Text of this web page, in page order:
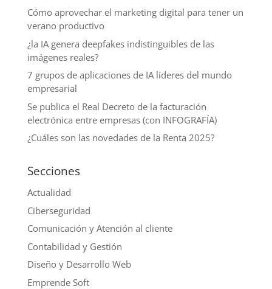
Cómo aprovechar el marketing digital para tener un
verano productivo
¿la IA genera deepfakes indistinguibles de las
imágenes reales?
7 grupos de aplicaciones de IA líderes del mundo
empresarial
Se publica el Real Decreto de la facturación
electrónica entre empresas (con INFOGRAFÍA)
¿Cuáles son las novedades de la Renta 2025?
Secciones
Actualidad
Ciberseguridad
Comunicación y Atención al cliente
Contabilidad y Gestión
Diseño y Desarrollo Web
Emprende Soft